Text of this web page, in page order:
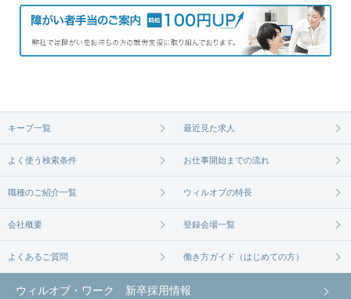
キープ一覧 最近見た求人
よく使う検索条件 お仕事開始までの流れ
職種のご紹介一覧 ウィルオブの特長
会社概要 登録会場一覧
よくあるご質問 働き方ガイド（はじめての方）
ウィルオブ・ワーク 新卒採用情報